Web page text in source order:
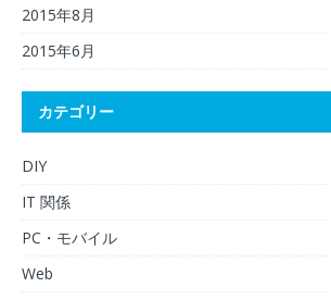
2015年8月
2015年6月
カテゴリー
DIY
IT 関係
PC・モバイル
Web